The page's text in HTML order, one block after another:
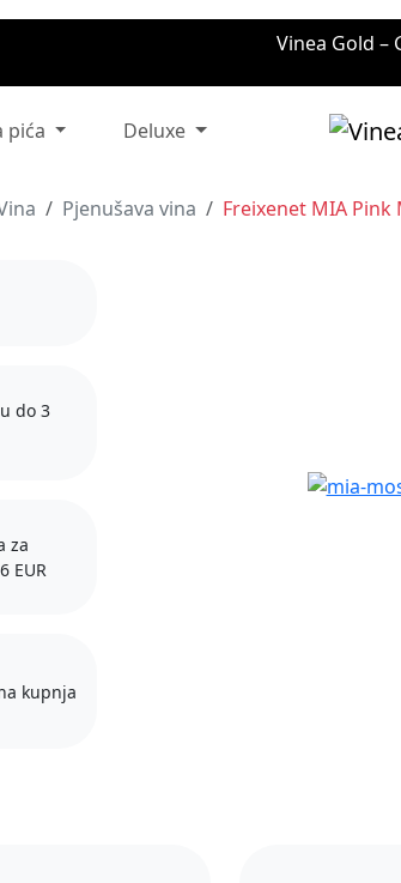
Vinea Gold –
pića Deluxe
Pjenušava vina Freixenet MIA
do 3
za
EUR
kupnja